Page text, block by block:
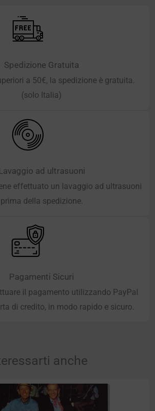
Spedizione Gratuita
a 50€, la spedizione è gratuita.
(solo Italia)
Lavaggio ad ultrasuoni
effettuato un lavaggio ad ultrasuoni
prima della spedizione.
Pagamenti Sicuri
il pagamento utilizzando PayPal
di credito, in modo rapido e sicuro.
anche